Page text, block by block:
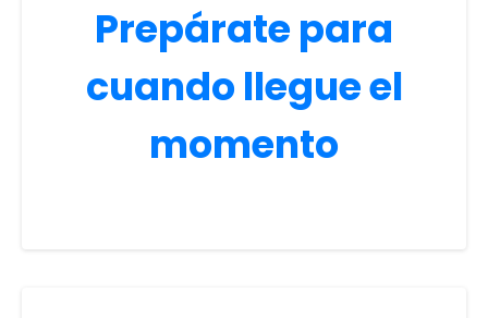
Prepárate para
cuando llegue el
momento